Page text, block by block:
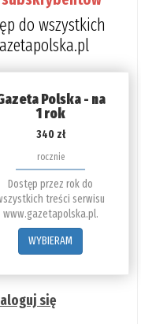
do wszystkich
Polska - na
1 rok
340 zł
rocznie
Dostęp przez rok do
treści serwisu
www.gazetapolska.pl.
WYBIERAM
się